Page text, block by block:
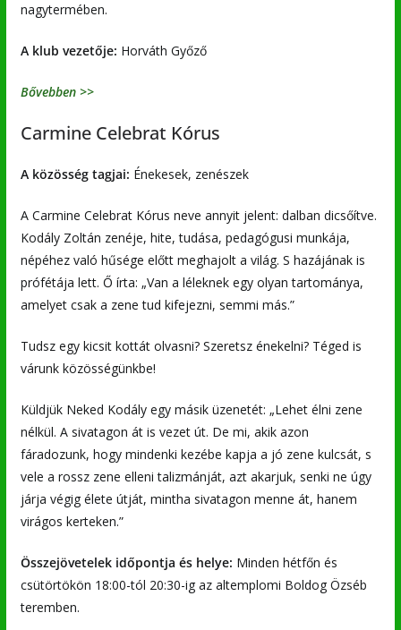
nagytermében.
A klub vezetője: Horváth Győző
Bővebben >>
Carmine Celebrat Kórus
A közösség tagjai: Énekesek, zenészek
A Carmine Celebrat Kórus neve annyit jelent: dalban dicsőítve.
Kodály Zoltán zenéje, hite, tudása, pedagógusi munkája,
népéhez való hűsége előtt meghajolt a világ. S hazájának is
prófétája lett. Ő írta: „Van a léleknek egy olyan tartománya,
amelyet csak a zene tud kifejezni, semmi más.”
Tudsz egy kicsit kottát olvasni? Szeretsz énekelni? Téged is
várunk közösségünkbe!
Küldjük Neked Kodály egy másik üzenetét: „Lehet élni zene
nélkül. A sivatagon át is vezet út. De mi, akik azon
fáradozunk, hogy mindenki kezébe kapja a jó zene kulcsát, s
vele a rossz zene elleni talizmánját, azt akarjuk, senki ne úgy
járja végig élete útját, mintha sivatagon menne át, hanem
virágos kerteken.”
Összejövetelek időpontja és helye: Minden hétfőn és
csütörtökön 18:00-tól 20:30-ig az altemplomi Boldog Özséb
teremben.